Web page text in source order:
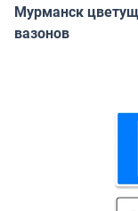
Мурманск
вазонов